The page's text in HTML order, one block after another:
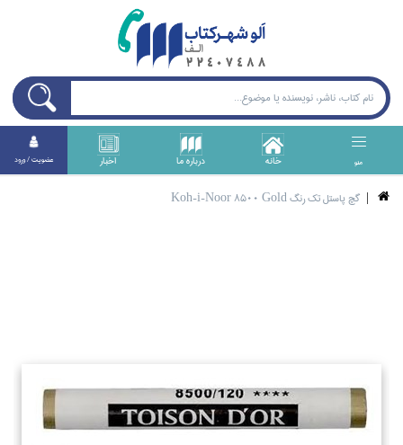
منو خانه درباره ما اخبار عضويت / ورود
گچ پاستل تك رنگ Koh-i-Noor 8500 Gold